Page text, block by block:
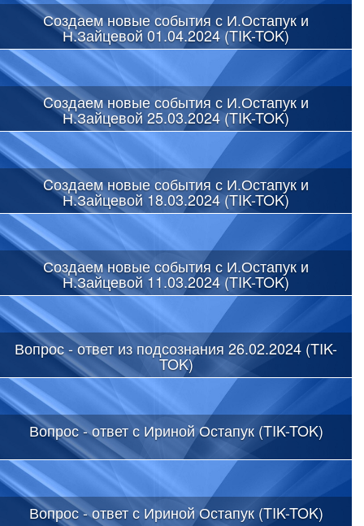
Создаем новые события с И.Остапук и
Н.Зайцевой 01.04.2024 (TIK-TOK)
Cоздаем новые события с И.Остапук и
Н.Зайцевой 25.03.2024 (TIK-TOK)
Cоздаем новые события с И.Остапук и
Н.Зайцевой 18.03.2024 (TIK-TOK)
Создаем новые события с И.Остапук и
Н.Зайцевой 11.03.2024 (TIK-TOK)
Вопрос - ответ из подсознания 26.02.2024 (TIK-
TOK)
Вопрос - ответ с Ириной Остапук (TIK-TOK)
Вопрос - ответ с Ириной Остапук (TIK-TOK)